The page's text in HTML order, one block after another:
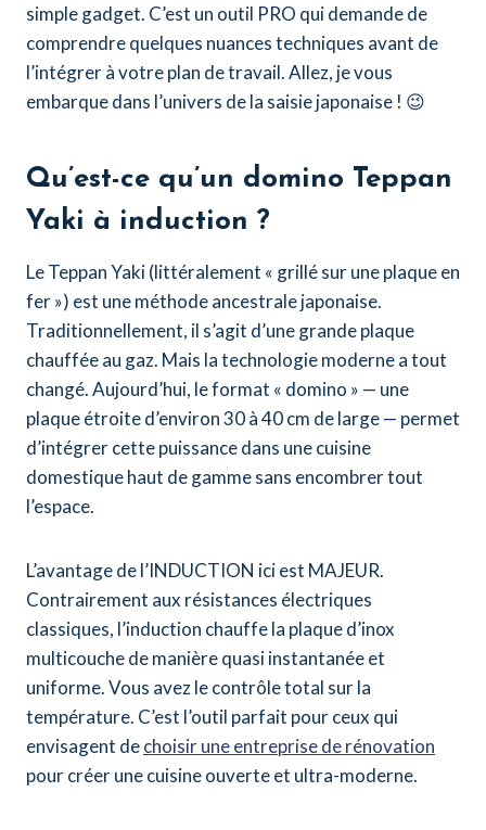
simple gadget. C’est un outil PRO qui demande de
comprendre quelques nuances techniques avant de
l’intégrer à votre plan de travail. Allez, je vous
embarque dans l’univers de la saisie japonaise ! 😉
Qu’est-ce qu’un domino Teppan
Yaki à induction ?
Le Teppan Yaki (littéralement « grillé sur une plaque en
fer ») est une méthode ancestrale japonaise.
Traditionnellement, il s’agit d’une grande plaque
chauffée au gaz. Mais la technologie moderne a tout
changé. Aujourd’hui, le format « domino » — une
plaque étroite d’environ 30 à 40 cm de large — permet
d’intégrer cette puissance dans une cuisine
domestique haut de gamme sans encombrer tout
l’espace.
L’avantage de l’INDUCTION ici est MAJEUR.
Contrairement aux résistances électriques
classiques, l’induction chauffe la plaque d’inox
multicouche de manière quasi instantanée et
uniforme. Vous avez le contrôle total sur la
température. C’est l’outil parfait pour ceux qui
envisagent dechoisir une entreprise de rénovation
pour créer une cuisine ouverte et ultra-moderne.